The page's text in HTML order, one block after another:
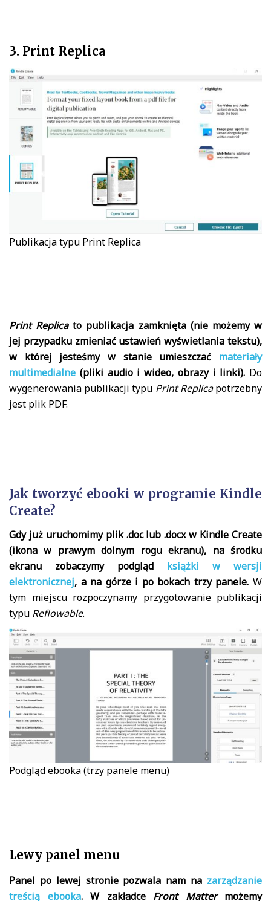
3. Print Replica
Publikacja typu Print Replica
Print Replicato publikacja zamknięta (nie możemy w
jej przypadku zmieniać ustawień wyświetlania tekstu),
w której jesteśmy w stanie umieszczać materiały
multimedialne (pliki audio i wideo, obrazy i linki). Do
wygenerowania publikacji typu Print Replicapotrzebny
jest plik PDF.
Jak tworzyć ebooki w programie Kindle
Create?
Gdy już uruchomimy plik .doc lub .docx w Kindle Create
(ikona w prawym dolnym rogu ekranu), na środku
ekranu zobaczymy podgląd książki w wersji
elektronicznej, a na górze i po bokach trzy panele. W
tym miejscu rozpoczynamy przygotowanie publikacji
typu Reflowable.
Podgląd ebooka (trzy panele menu)
Lewy panel menu
Panel po lewej stronie pozwala nam na zarządzanie
treścią ebooka. W zakładce Front Mattermożemy